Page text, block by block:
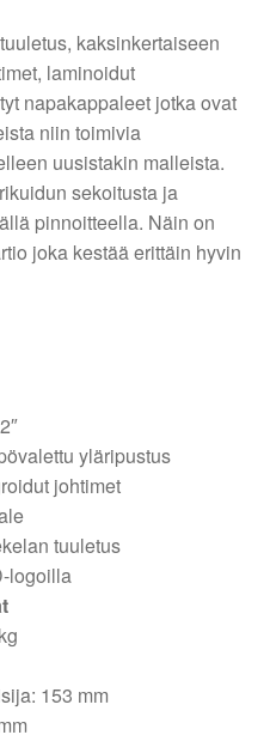
kaksinkertaiseen
laminoidut
napakappaleet jotka ovat
niin toimivia
uusistakin malleista.
sekoitusta ja
pinnoitteella. Näin on
joka kestää erittäin hyvin
yläripustus
johtimet
tuuletus
logoilla
153 mm